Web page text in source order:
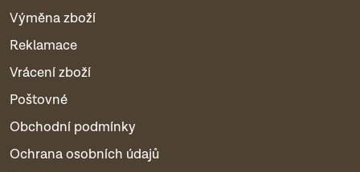
Výměna zboží
Reklamace
Vrácení zboží
Poštovné
Obchodní podmínky
Ochrana osobních údajů